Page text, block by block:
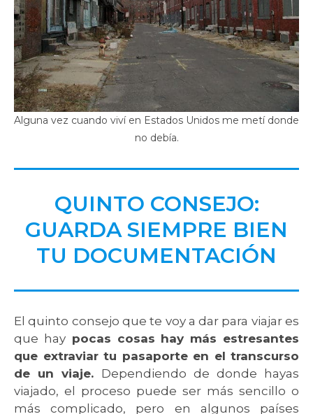
Alguna vez cuando viví en Estados Unidos me metí donde
no debía.
QUINTO CONSEJO:
GUARDA SIEMPRE BIEN
TU DOCUMENTACIÓN
El quinto consejo que te voy a dar para viajar es
que haypocas cosas hay más estresantes
que extraviar tu pasaporte en el transcurso
de un viaje. Dependiendo de donde hayas
viajado, el proceso puede ser más sencillo o
más complicado, pero en algunos países